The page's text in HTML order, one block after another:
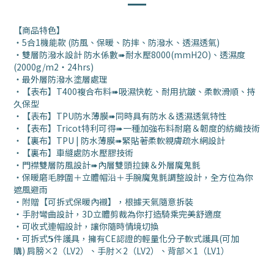
【商品特色】
・ 5合1機能款 (防風、保暖、防摔、防潑水、透濕透氣)
・ 雙層防潑水設計 防水係數➠耐水壓8000(mmH2O)、透濕度
(2000g/m2‧24hrs)
・ 最外層防潑水塗層處理
・
【表布】 T400複合布料➠吸濕快乾、耐用抗皺、柔軟滑順、持
久保型
・
【表布】 TPU防水薄膜➠同時具有防水＆透濕透氣特性
・
【表布】 Tricot特利可得➠一種加強布料耐磨＆韌度的紡織技術
・
【裏布】TPU | 防水薄膜➠緊貼著柔軟親膚疏水網設計
・
【裏布】 車縫處防水壓膠技術
・ 門襟雙層防風設計➠內層雙頭拉鍊＆外層魔鬼氈
・ 保暖磨毛脖圍＋立體帽沿＋手腕魔鬼氈調整設計，全方位為你
遮風避雨
・ 附贈【可拆式保暖內襯】，根據天氣隨意拆裝
・ 手肘彎曲設計，3D立體剪裁為你打造騎乘完美舒適度
・ 可收式連帽設計，讓你隨時情境切換
・ 可拆式𝟱件護具，擁有CE認證的輕量化分子軟式護具(可加
購) 肩膀×2（LV2）、手肘×2（LV2）、背部×1（LV1）